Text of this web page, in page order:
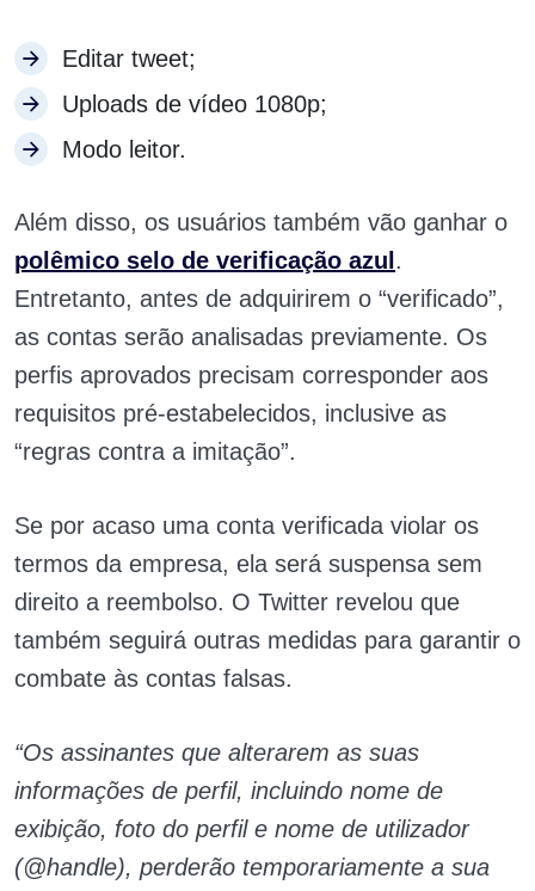
Editar tweet;
Uploads de vídeo 1080p;
Modo leitor.
Além disso, os usuários também vão ganhar o
polêmico selo de verificação azul .
Entretanto, antes de adquirirem o “verificado”,
as contas serão analisadas previamente. Os
perfis aprovados precisam corresponder aos
requisitos pré-estabelecidos, inclusive as
“regras contra a imitação”.
Se por acaso uma conta verificada violar os
termos da empresa, ela será suspensa sem
direito a reembolso. O Twitter revelou que
também seguirá outras medidas para garantir o
combate às contas falsas.
“Os assinantes que alterarem as suas
informações de perfil, incluindo nome de
exibição, foto do perfil e nome de utilizador
(@handle), perderão temporariamente a sua